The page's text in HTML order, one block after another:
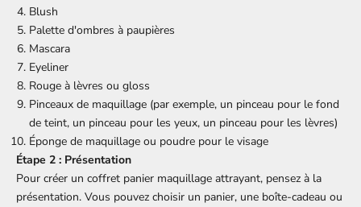
Blush
Palette d'ombres à paupières
Mascara
Eyeliner
Rouge à lèvres ou gloss
Pinceaux de maquillage (par exemple, un pinceau pour le fond
de teint, un pinceau pour les yeux, un pinceau pour les lèvres)
Éponge de maquillage ou poudre pour le visage
Étape 2 : Présentation
Pour créer un coffret panier maquillage attrayant, pensez à la
présentation. Vous pouvez choisir un panier, une boîte-cadeau ou